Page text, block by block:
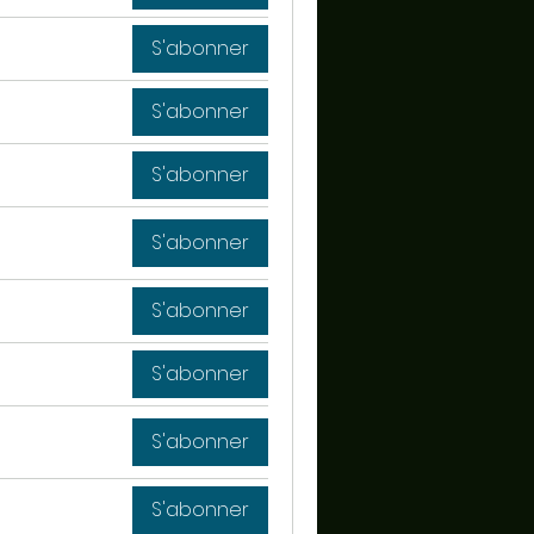
S'abonner
S'abonner
S'abonner
S'abonner
S'abonner
S'abonner
S'abonner
S'abonner